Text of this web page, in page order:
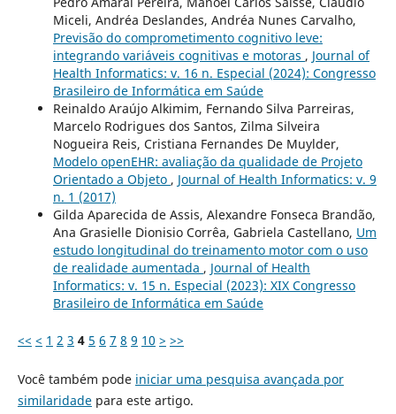
Miceli, Andréa Deslandes, Andréa Nunes Carvalho,
Previsão do comprometimento cognitivo leve:
integrando variáveis cognitivas e motoras , Journal of
Health Informatics: v. 16 n. Especial (2024): Congresso
Brasileiro de Informática em Saúde
Reinaldo Araújo Alkimim, Fernando Silva Parreiras,
Marcelo Rodrigues dos Santos, Zilma Silveira
Nogueira Reis, Cristiana Fernandes De Muylder,
Modelo openEHR: avaliação da qualidade de Projeto
Orientado a Objeto , Journal of Health Informatics: v. 9
n. 1 (2017)
Gilda Aparecida de Assis, Alexandre Fonseca Brandão,
Ana Grasielle Dionisio Corrêa, Gabriela Castellano, Um
estudo longitudinal do treinamento motor com o uso
de realidade aumentada , Journal of Health
Informatics: v. 15 n. Especial (2023): XIX Congresso
Brasileiro de Informática em Saúde
<< < 1 2 3 4 5 6 7 8 9 10 > >>
Você também pode iniciar uma pesquisa avançada por
similaridadepara este artigo.